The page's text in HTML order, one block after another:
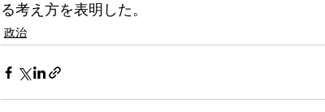
る考え方を表明した。
政治